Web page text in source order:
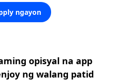
ngayon
opisyal na app
ng walang patid